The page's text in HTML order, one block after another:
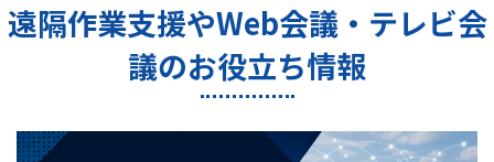
遠隔作業支援やWeb会議・テレビ会
議のお役立ち情報